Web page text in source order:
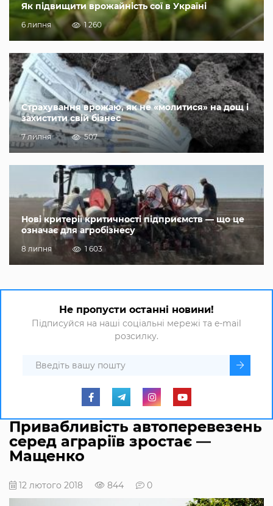
Як підвищити врожайність сої в Україні
6 липня 1 260
Страхування врожаю, як не «молитися» на дощ і
захистити свій бізнес
7 липня 507
Нові критерії критичності підприємств — що це
означає для агробізнесу
8 липня 1 603
Не пропусти останні новини!
Підписуйся на наші соціальні мережі та e-mail
розсилку.
Привабливість автоперевезень
серед аграріїв зростає —
Мащенко
12 лютого 2018 844 0